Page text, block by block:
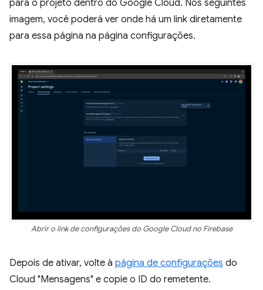
para o projeto dentro do Google Cloud. Nos seguintes
imagem, você poderá ver onde há um link diretamente
para essa página na página configurações.
Abrir o link de configurações do Google Cloud no Firebase
Depois de ativar, volte à página de configurações do
Cloud "Mensagens" e copie o ID do remetente.